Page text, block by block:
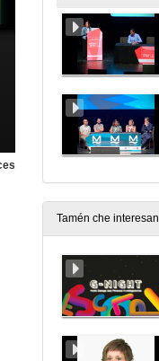
Tamén che interesan